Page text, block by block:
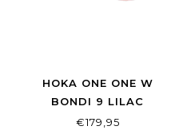
HOKA ONE ONE W
BONDI 9 LILAC
CREAM/TANGERINE
€179,95